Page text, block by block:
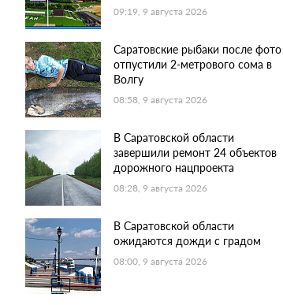
09:19, 9 августа 2026
Саратовские рыбаки после фото
отпустили 2-метрового сома в
Волгу
08:58, 9 августа 2026
В Саратовской области
завершили ремонт 24 объектов
дорожного нацпроекта
08:28, 9 августа 2026
В Саратовской области
ожидаются дожди с градом
08:00, 9 августа 2026